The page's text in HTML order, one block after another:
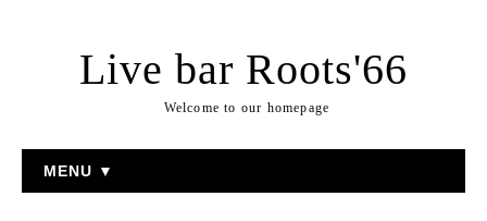
Live bar Roots'66
Welcome to our homepage
MENU ▼